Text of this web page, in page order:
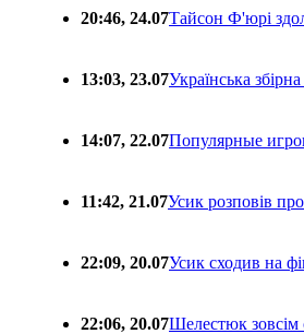
20:46, 24.07Тайсон Ф'юрі
13:03, 23.07Українська
14:07, 22.07Популярные
11:42, 21.07Усик розповів
22:09, 20.07Усик сходив на
22:06, 20.07Шелестюк зовсім